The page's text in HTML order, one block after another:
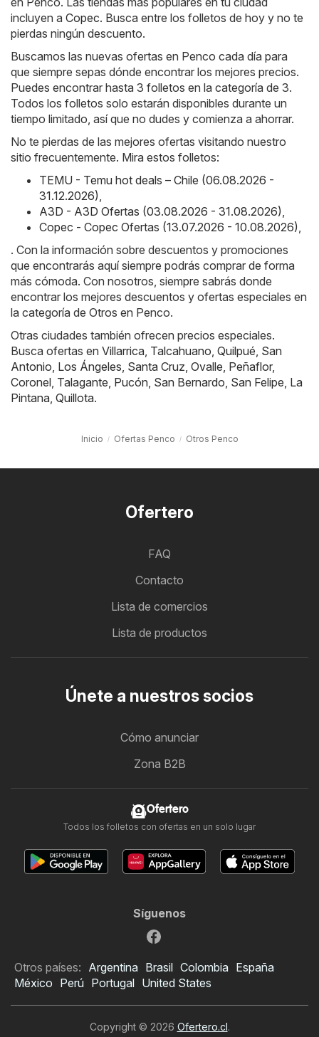
incluyen a Copec. Busca entre los folletos de hoy y no te
pierdas ningún descuento.
Buscamos las nuevas ofertas en Penco cada día para
que siempre sepas dónde encontrar los mejores precios.
Puedes encontrar hasta 3 folletos en la categoría de 3.
Todos los folletos solo estarán disponibles durante un
tiempo limitado, así que no dudes y comienza a ahorrar.
No te pierdas de las mejores ofertas visitando nuestro
sitio frecuentemente. Mira estos folletos:
TEMU - Temu hot deals – Chile (06.08.2026 -
31.12.2026)
A3D - A3D Ofertas (03.08.2026 - 31.08.2026)
Copec - Copec Ofertas (13.07.2026 - 10.08.2026)
. Con la información sobre descuentos y promociones
que encontrarás aquí siempre podrás comprar de forma
más cómoda. Con nosotros, siempre sabrás donde
encontrar los mejores descuentos y ofertas especiales en
la categoría de Otros en Penco.
Otras ciudades también ofrecen precios especiales.
Busca ofertas en Villarrica Talcahuano Quilpué San
Antonio Los Ángeles Santa Cruz Ovalle Peñaflor,
Coronel Talagante Pucón San Bernardo San Felipe La
Pintana Quillota.
Inicio Ofertas Penco Otros Penco
Ofertero
FAQ
Contacto
Lista de comercios
Lista de productos
Únete a nuestros socios
Cómo anunciar
Zona B2B
Ofertero
Todos los folletos con ofertas en un solo lugar
Síguenos
Otros países: Argentina Brasil Colombia España
México Perú Portugal United States
Copyright © 2026 Ofertero.cl.